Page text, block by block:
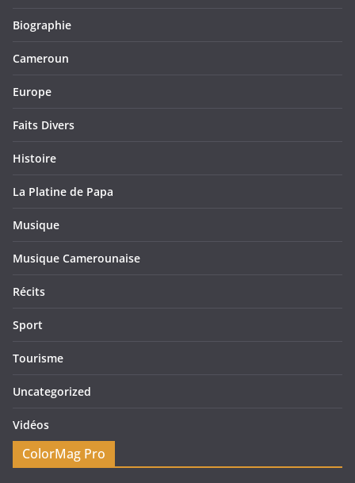
Biographie
Cameroun
Europe
Faits Divers
Histoire
La Platine de Papa
Musique
Musique Camerounaise
Récits
Sport
Tourisme
Uncategorized
Vidéos
ColorMag Pro